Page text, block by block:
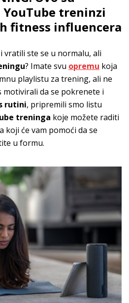
treninzi
fitness influencera
vratili ste se u normalu, ali
? Imate svu opremu koja
playlistu za trening, ali ne
motivirali da se pokrenete i
rutini, pripremili smo listu
treninga koje možete raditi
koji će vam pomoći da se
u formu.